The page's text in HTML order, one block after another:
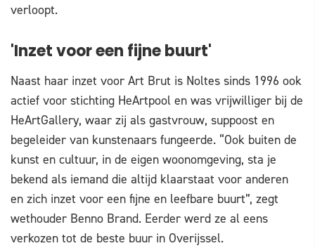
verloopt.
'Inzet voor een fijne buurt'
Naast haar inzet voor Art Brut is Noltes sinds 1996 ook
actief voor stichting HeArtpool en was vrijwilliger bij de
HeArtGallery, waar zij als gastvrouw, suppoost en
begeleider van kunstenaars fungeerde. “Ook buiten de
kunst en cultuur, in de eigen woonomgeving, sta je
bekend als iemand die altijd klaarstaat voor anderen
en zich inzet voor een fijne en leefbare buurt”, zegt
wethouder Benno Brand. Eerder werd ze al eens
verkozen tot de beste buur in Overijssel.